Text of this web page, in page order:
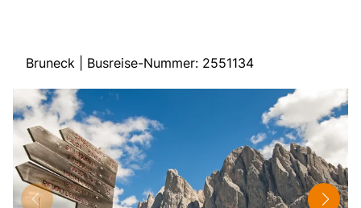
Kontakt & Info
Start
Mehrtagesreisen
Tagesreisen
Bus anmieten
Bruneck | Busreise-Nummer: 2551134